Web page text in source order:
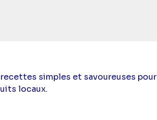
simples et savoureuses
locaux.